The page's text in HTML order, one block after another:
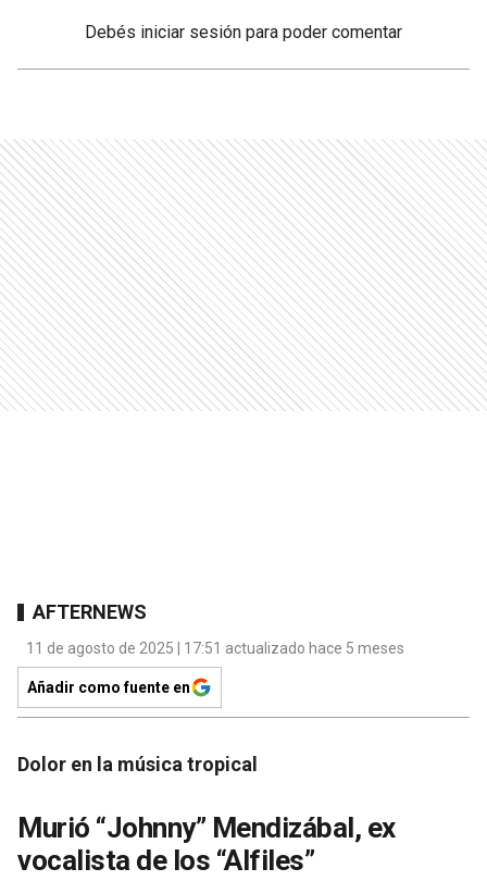
Debés iniciar sesión para poder comentar
AFTERNEWS
11 de agosto de 2025 | 17:51 actualizado hace 5 meses
Añadir como fuente en
Dolor en la música tropical
Murió “Johnny” Mendizábal, ex
vocalista de los “Alfiles”